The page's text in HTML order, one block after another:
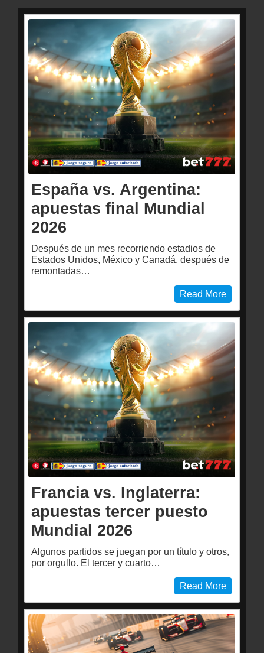
España vs. Argentina:
apuestas final Mundial
2026
Después de un mes recorriendo estadios de
Estados Unidos, México y Canadá, después de
remontadas…
Read More
Francia vs. Inglaterra:
apuestas tercer puesto
Mundial 2026
Algunos partidos se juegan por un título y otros,
por orgullo. El tercer y cuarto…
Read More